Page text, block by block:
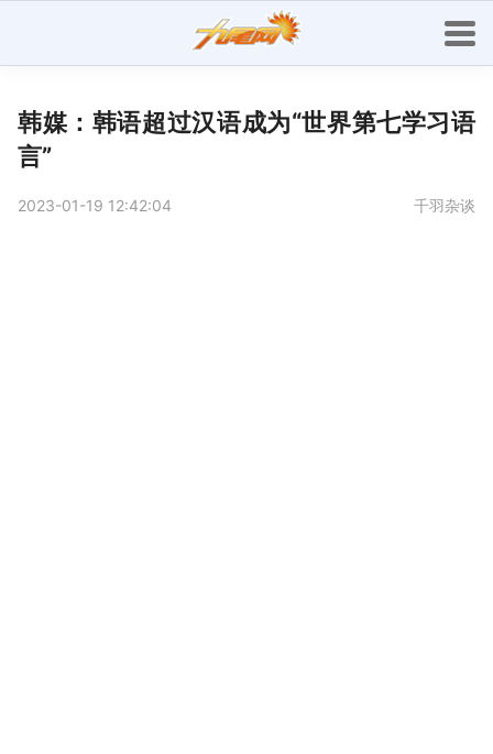
韩媒：韩语超过汉语成为“世界第七学习语
言”
2023-01-19 12:42:04 千羽杂谈